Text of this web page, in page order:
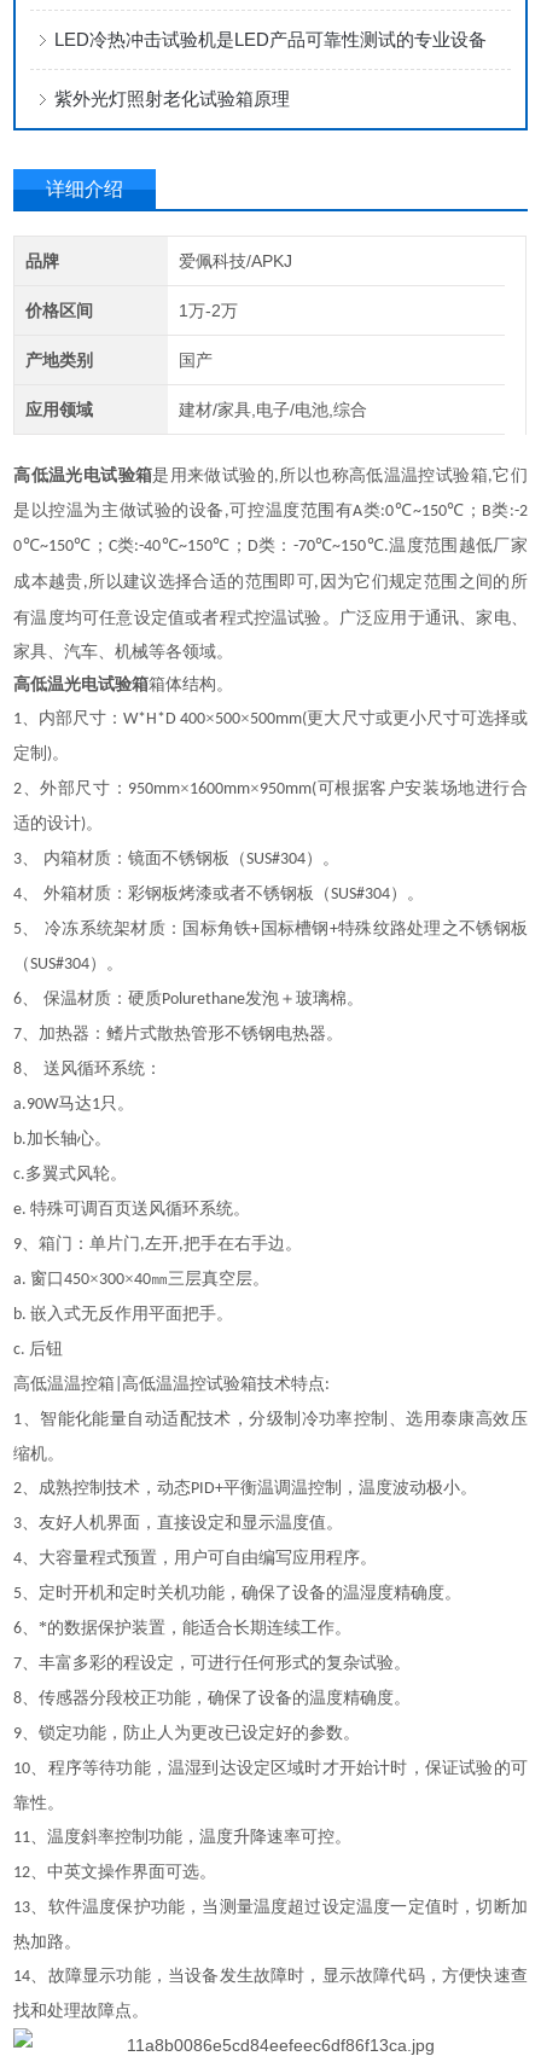
LED冷热冲击试验机是LED产品可靠性测试的专业设备
紫外光灯照射老化试验箱原理
详细介绍
品牌 爱佩科技/APKJ
价格区间 1万-2万
产地类别 国产
应用领域 建材/家具,电子/电池,综合
高低温光电试验箱是用来做试验的,所以也称高低温温控试验箱,它们
是以控温为主做试验的设备 ,可控温度范围有A类:0℃~150℃； B类:-2
0℃~150℃； C类:-40℃~150℃； D类： -70℃~150℃.温度范围越低厂家
成本越贵,所以建议选择合适的范围即可, 因为它们规定范围之间的所
有温度均可任意设定值或者程式控温试验。广泛应用于通讯、家电、
家具、汽车、机械等各领域。
高低温光电试验箱箱体结构。
1、内部尺寸：W*H*D 400×500×500mm(更大尺寸或更小尺寸可选择或
定制)。
2、外部尺寸： 950mm×1600mm×950mm(可根据客户安装场地进行合
适的设计)。
3、 内箱材质：镜面不锈钢板（SUS#304）。
4、 外箱材质：彩钢板烤漆或者不锈钢板（SUS#304）。
5、 冷冻系统架材质：国标角铁+ 国标槽钢 +特殊纹路处理之不锈钢板
（SUS#304）。
6、 保温材质：硬质Polurethane发泡＋玻璃棉。
7、加热器：鳍片式散热管形不锈钢电热器。
8、 送风循环系统：
a.90W马达1只。
b.加长轴心。
c.多翼式风轮。
e.特殊可调百页送风循环系统。
9、箱门：单片门 ,左开,把手在右手边。
a. 窗口450×300×40㎜三层真空层。
b.嵌入式无反作用平面把手。
c.后钮
高低温温控箱 高低温温控试验箱技术特点:
1、智能化能量自动适配技术，分级制冷功率控制、选用泰康高效压
缩机。
2、成熟控制技术，动态PID+平衡温调温控制，温度波动极小。
3、友好人机界面，直接设定和显示温度值。
4、大容量程式预置，用户可自由编写应用程序。
5、定时开机和定时关机功能，确保了设备的温湿度精确度。
6、*的数据保护装置，能适合长期连续工作。
7、丰富多彩的程设定，可进行任何形式的复杂试验。
8、传感器分段校正功能，确保了设备的温度精确度。
9、锁定功能，防止人为更改已设定好的参数。
10、程序等待功能，温湿到达设定区域时才开始计时，保证试验的可
靠性。
11、温度斜率控制功能，温度升降速率可控。
12、中英文操作界面可选。
13、软件温度保护功能，当测量温度超过设定温度一定值时，切断加
热加路。
14、故障显示功能，当设备发生故障时，显示故障代码，方便快速查
找和处理故障点。